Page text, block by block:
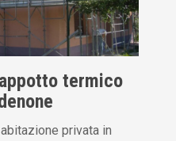
termico
privata in